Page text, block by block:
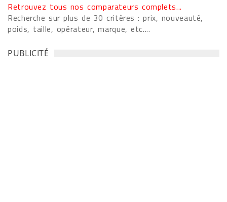
Retrouvez tous nos comparateurs complets...
Recherche sur plus de 30 critères : prix, nouveauté,
poids, taille, opérateur, marque, etc....
PUBLICITÉ